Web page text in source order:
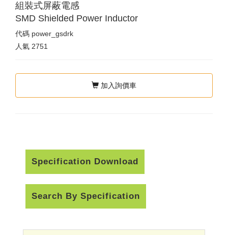
組裝式屏蔽電感
SMD Shielded Power Inductor
代碼 power_gsdrk
人氣 2751
加入詢價車
Specification Download
Search By Specification